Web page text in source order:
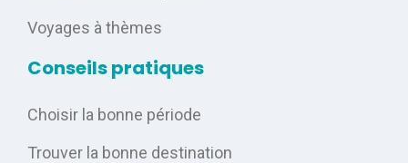
Voyages à thèmes
Conseils pratiques
Choisir la bonne période
Trouver la bonne destination